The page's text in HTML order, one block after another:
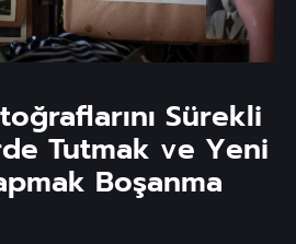
Sürekli
Tutmak ve Yeni
Boşanma